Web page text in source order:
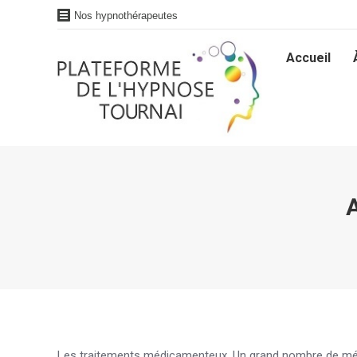
Nos hypnothérapeutes
Accueil
Accueil